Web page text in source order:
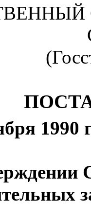
1990